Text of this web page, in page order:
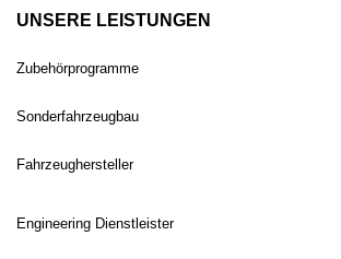
UNSERE LEISTUNGEN
Zubehörprogramme
Sonderfahrzeugbau
Fahrzeughersteller
Engineering Dienstleister